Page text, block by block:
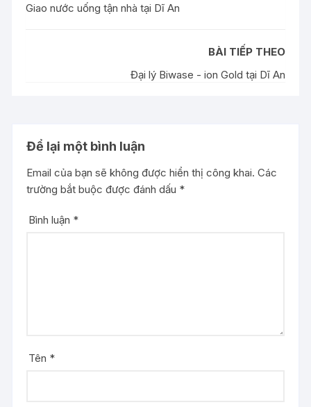
Giao nước uống tận nhà tại Dĩ An
BÀI TIẾP THEO
Đại lý Biwase - ion Gold tại Dĩ An
Để lại một bình luận
Email của bạn sẽ không được hiển thị công khai. Các
trường bắt buộc được đánh dấu *
Bình luận *
Tên *